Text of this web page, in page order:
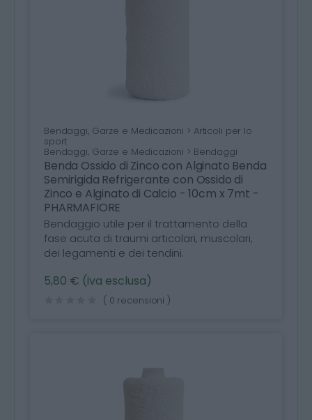
Bendaggi, Garze e Medicazioni > Articoli per lo
sport
Bendaggi, Garze e Medicazioni > Bendaggi
Benda Ossido di Zinco con Alginato Benda
Semirigida Refrigerante con Ossido di
Zinco e Alginato di Calcio - 10cm x 7mt -
PHARMAFIORE
Bendaggio utile per il trattamento della
fase acuta di traumi articolari, muscolari,
dei legamenti e dei tendini.
5,80 € (iva esclusa)
( 0 recensioni )